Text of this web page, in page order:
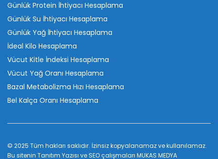
Günlük Protein İhtiyacı Hesaplama
Günlük Su İhtiyacı Hesaplama
Günlük Yağ İhtiyacı Hesaplama
İdeal Kilo Hesaplama
Vücut Kitle İndeksi Hesaplama
Vücut Yağ Oranı Hesaplama
Bazal Metabolizma Hızı Hesaplama
Bel Kalça Oranı Hesaplama
© 2025 Tüm hakları saklıdır. İzinsiz kopyalanamaz ve kullanılamaz.
Bu sitenin Tanıtım Yazısı ve SEO çalışmaları MUKAS MEDYA